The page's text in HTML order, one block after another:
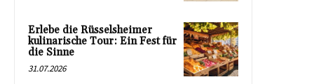
Erlebe die Rüsselsheimer
kulinarische Tour: Ein Fest für
die Sinne
31.07.2026